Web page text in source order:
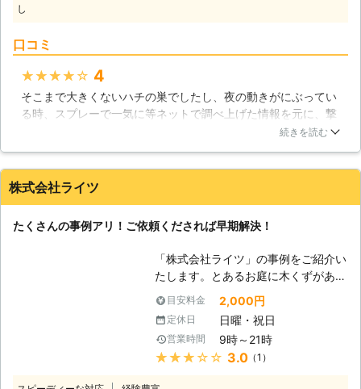
虫駆除、シロアリ駆除はぜひ私たちに
合わせをお待ちしております。 【湿
気は要注意です】 シロアリの大好物
は木材ですが、湿った木材しか食べな
をしないといけません。床下に被害が
注意をしておくようにしましょう。
【積極的に対応しております】 シロ
アリ駆除に関しては積極的に対応して
おりますので、ぜひとも私たちアール
ズホールディングスにシロアリ駆除を
おまかせください。皆さまの家をシロ
アリの被害から全力で守らせていただ
きます。またシロアリ以外の害虫であ
し
口コミ
★★★★★ 4
そこまで大きくないハチの巣でしたし、夜の動きがにぶってい
る時、スプレーで一気に等ネットで調べ上げた情報を元に、撃
退しようとしておりました。結果失敗し、何か所か刺され、こ
だきました。最初から頼めば良かったです。また機会があれ
ば、お願いします。
東京都 渋谷区 2016年11月30日
続きを読む
株式会社ライツ
たくさんの事例アリ！ご依頼くだされば早期解決！
「株式会社ライツ」の事例をご紹介い
たします。とあるお庭に木くずがあり
ましたが、そこにシロアリが潜んでい
るのが判明。ただちに当社が駆除を行
いました。幸い、床下まで被害が広ま
らなかったので、お客様は「ホッとし
た」とご安心されました。 このよう
目安料金 2,000円
定休日 日曜・祝日
営業時間 9時～21時
★★★★★ 3.0（1）